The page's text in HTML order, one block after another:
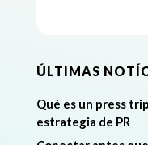
ÚLTIMAS
Qué es un press
estrategia de PR